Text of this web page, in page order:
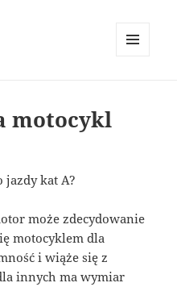
motocykl
jazdy kat A?
może zdecydowanie
motocyklem dla
i wiąże się z
innych ma wymiar